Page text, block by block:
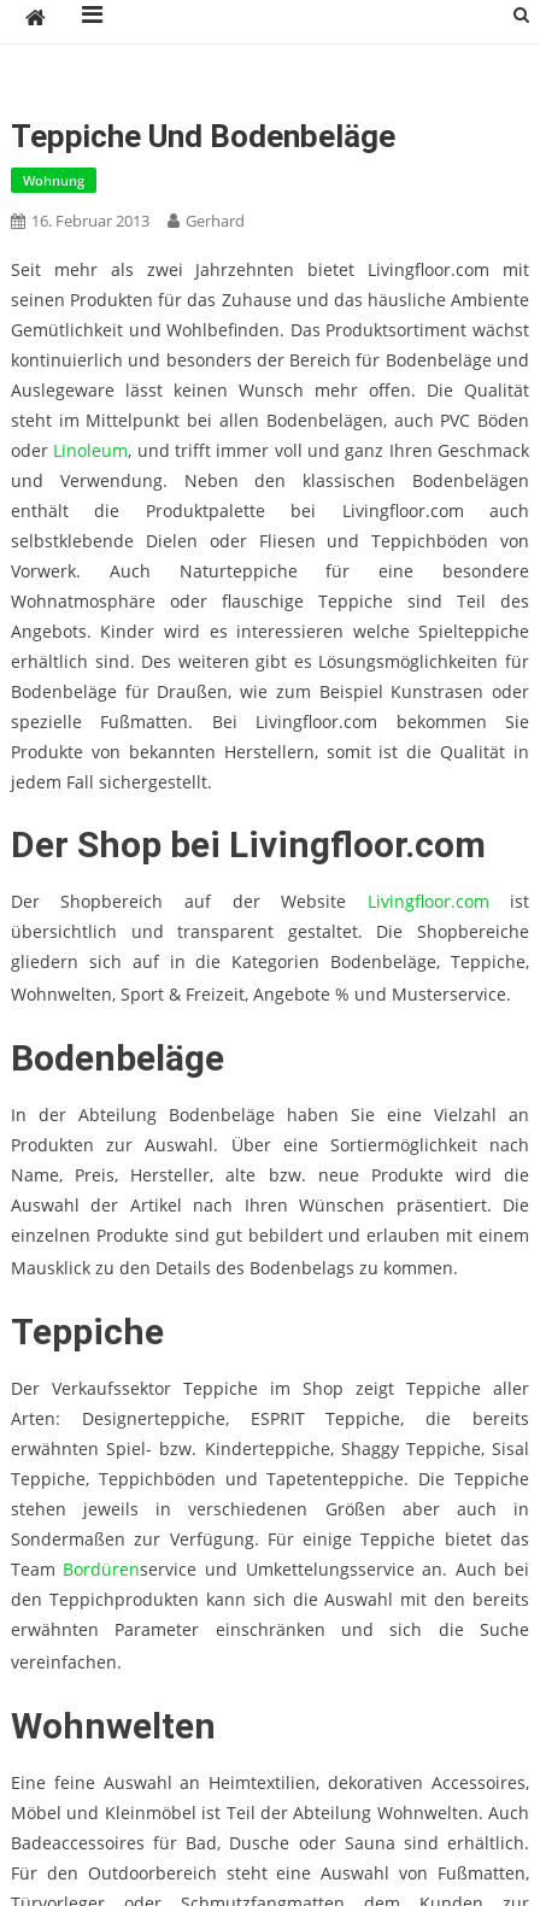
Teppiche Und Bodenbeläge
Wohnung
16. Februar 2013 Gerhard
Seit mehr als zwei Jahrzehnten bietet Livingfloor.com mit
seinen Produkten für das Zuhause und das häusliche Ambiente
Gemütlichkeit und Wohlbefinden. Das Produktsortiment wächst
kontinuierlich und besonders der Bereich für Bodenbeläge und
Auslegeware lässt keinen Wunsch mehr offen. Die Qualität
steht im Mittelpunkt bei allen Bodenbelägen, auch PVC Böden
oder Linoleum, und trifft immer voll und ganz Ihren Geschmack
und Verwendung. Neben den klassischen Bodenbelägen
enthält die Produktpalette bei Livingfloor.com auch
selbstklebende Dielen oder Fliesen und Teppichböden von
Vorwerk. Auch Naturteppiche für eine besondere
Wohnatmosphäre oder flauschige Teppiche sind Teil des
Angebots. Kinder wird es interessieren welche Spielteppiche
erhältlich sind. Des weiteren gibt es Lösungsmöglichkeiten für
Bodenbeläge für Draußen, wie zum Beispiel Kunstrasen oder
spezielle Fußmatten. Bei Livingfloor.com bekommen Sie
Produkte von bekannten Herstellern, somit ist die Qualität in
jedem Fall sichergestellt.
Der Shop bei Livingfloor.com
Der Shopbereich auf der Website Livingfloor.com ist
übersichtlich und transparent gestaltet. Die Shopbereiche
gliedern sich auf in die Kategorien Bodenbeläge, Teppiche,
Wohnwelten, Sport & Freizeit, Angebote % und Musterservice.
Bodenbeläge
In der Abteilung Bodenbeläge haben Sie eine Vielzahl an
Produkten zur Auswahl. Über eine Sortiermöglichkeit nach
Name, Preis, Hersteller, alte bzw. neue Produkte wird die
Auswahl der Artikel nach Ihren Wünschen präsentiert. Die
einzelnen Produkte sind gut bebildert und erlauben mit einem
Mausklick zu den Details des Bodenbelags zu kommen.
Teppiche
Der Verkaufssektor Teppiche im Shop zeigt Teppiche aller
Arten: Designerteppiche, ESPRIT Teppiche, die bereits
erwähnten Spiel- bzw. Kinderteppiche, Shaggy Teppiche, Sisal
Teppiche, Teppichböden und Tapetenteppiche. Die Teppiche
stehen jeweils in verschiedenen Größen aber auch in
Sondermaßen zur Verfügung. Für einige Teppiche bietet das
Team Bordürenservice und Umkettelungsservice an. Auch bei
den Teppichprodukten kann sich die Auswahl mit den bereits
erwähnten Parameter einschränken und sich die Suche
vereinfachen.
Wohnwelten
Eine feine Auswahl an Heimtextilien, dekorativen Accessoires,
Möbel und Kleinmöbel ist Teil der Abteilung Wohnwelten. Auch
Badeaccessoires für Bad, Dusche oder Sauna sind erhältlich.
Für den Outdoorbereich steht eine Auswahl von Fußmatten,